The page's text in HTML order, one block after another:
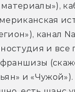
канал
и все
и